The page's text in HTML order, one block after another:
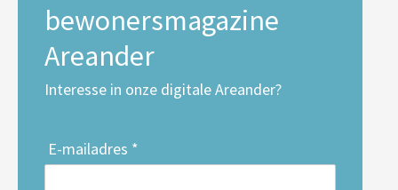
bewonersmagazine
Areander
Interesse in onze digitale Areander?
E-mailadres *